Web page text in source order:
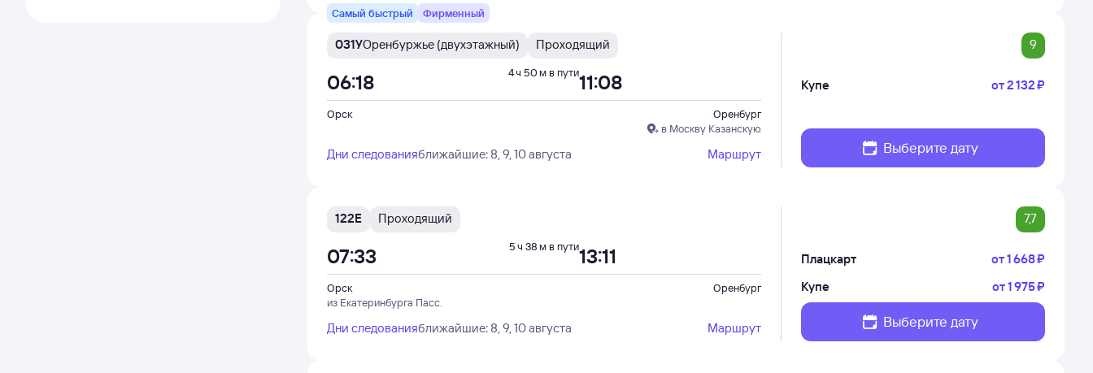
Самый быстрый Фирменный
031УОренбуржье (двухэтажный) Проходящий 9
Орск
Оренбург
в Москву Казанскую
06:18 11:08
4 ч 50 м в пути
Дни следованияближайшие: 8, 9, 10 августа Маршрут
Купе от2 ⁠132 ⁠₽
Выберите дату
122Е Проходящий 7,7
Орск
из Екатеринбурга Пасс.
Оренбург
07:33 13:11
5 ч 38 м в пути
Дни следованияближайшие: 8, 9, 10 августа Маршрут
Плацкарт от1 ⁠668 ⁠₽
Купе
от1 ⁠975 ⁠₽
Выберите дату